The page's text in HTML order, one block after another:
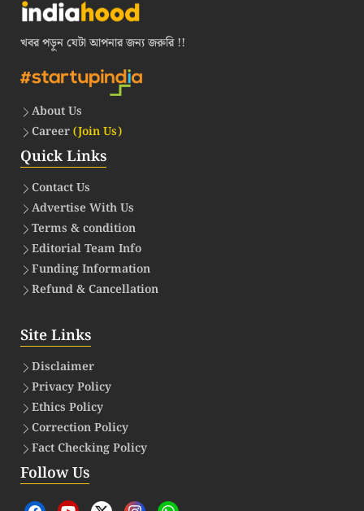
খবর পড়ুন যেটা আপনার জন্য জরুরি !!
About Us
Career(Join Us)
Quick Links
Contact Us
Advertise With Us
Terms & condition
Editorial Team Info
Funding Information
Refund & Cancellation
Site Links
Disclaimer
Privacy Policy
Ethics Policy
Correction Policy
Fact Checking Policy
Follow Us